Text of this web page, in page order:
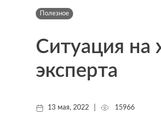
Полезное
Ситуация на
эксперта
13 мая, 2022 15966